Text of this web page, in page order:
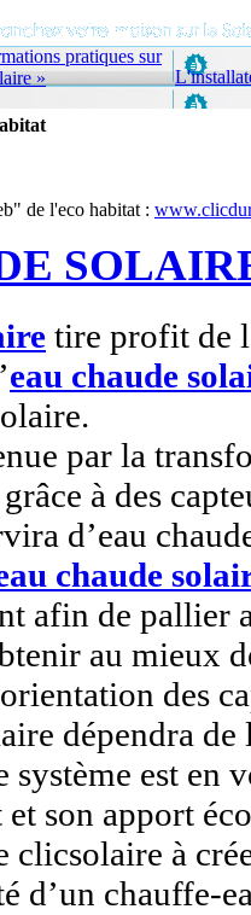
pratiques sur
»
de l'eco habitat :
tire profit de
eau chaude
par la
à des
d’eau
chaude
afin de pallier
au mieux
des
dépendra
système est en
son apport
clicsolaire à
d’un chauffe-